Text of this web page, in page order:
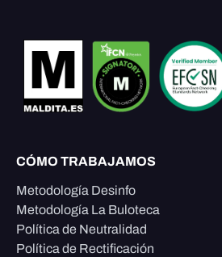
CÓMO TRABAJAMOS
Metodología Desinfo
Metodología La Buloteca
Política de Neutralidad
Política de Rectificación